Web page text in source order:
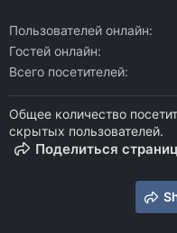
Пользователей онлайн
Гостей онлайн
Всего посетителей
Общее количество
скрытых пользователей.
Поделиться